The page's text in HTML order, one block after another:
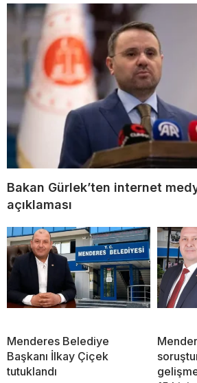
Bakan Gürlek’ten internet
açıklaması
Menderes Belediye
Başkanı İlkay Çiçek
tutuklandı